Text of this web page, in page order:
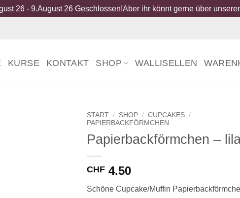
26 - 9.August 26 Geschlossen!Aber ihr könnt gerne über
KURSE KONTAKT SHOP WALLISELLEN
START / SHOP / CUPCAKES /
PAPIERBACKFÖRMCHEN
Papierbackförmchen –
CHF 4.50
Schöne Cupcake/Muffin